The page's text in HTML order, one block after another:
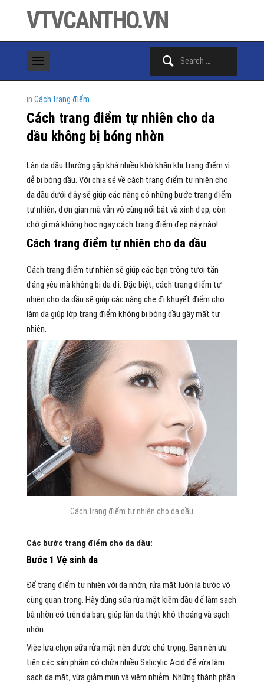
VTVCANTHO.VN
in Cách trang điểm
Cách trang điểm tự nhiên cho da
dầu không bị bóng nhờn
Làn da dầu thường gặp khá nhiều khó khăn khi trang điểm vì
dễ bị bóng dầu. Với chia sẻ về cách trang điểm tự nhiên cho
da dầu dưới đây sẽ giúp các nàng có những bước trang điểm
tự nhiên, đơn gian mà vẫn vô cùng nổi bật và xinh đẹp, còn
chờ gì mà không học ngay cách trang điểm đẹp này nào!
Cách trang điểm tự nhiên cho da dầu
Cách trang điểm tự nhiên sẽ giúp các bạn trông tươi tăn
đáng yêu mà không bị da đi. Đặc biệt, cách trang điểm tự
nhiên cho da dầu sẽ giúp các nàng che đi khuyết điểm cho
làm da giúp lớp trang điểm không bị bóng dầu gây mất tự
nhiên.
Cách trang điểm tự nhiên cho da dầu
Các bước trang điểm cho da dầu:
Bước 1 Vệ sinh da
Để trang điểm tự nhiên với da nhờn, rửa mặt luôn là bước vô
cùng quan trọng. Hãy dùng sửa rửa mặt kiềm dầu để làm sạch
bã nhờn có trên da bạn, giúp làn da thật khô thoáng và sạch
nhờn.
Việc lựa chọn sữa rửa mặt nên được chú trọng. Bạn nên ưu
tiên các sản phẩm có chứa nhiều Salicylic Acid để vừa làm
sạch da mặt, vừa giảm mụn và viêm nhiễm. Những thành phần